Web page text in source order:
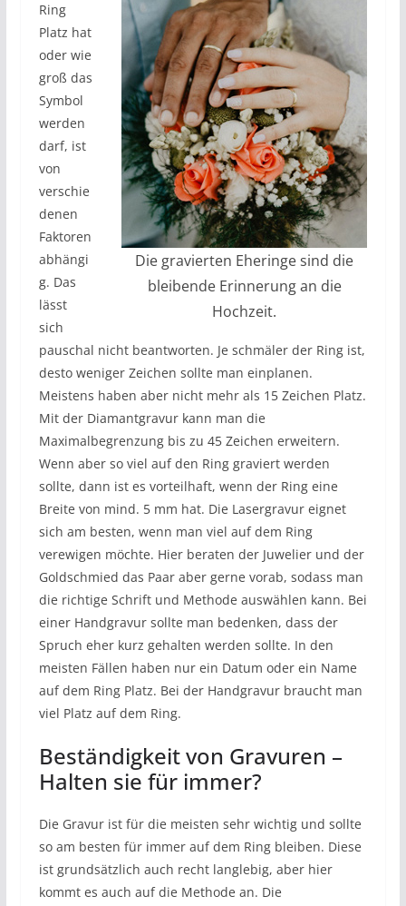
Die gravierten Eheringe sind die
bleibende Erinnerung an die
Hochzeit.
Ring
Platz hat
oder wie
groß das
Symbol
werden
darf, ist
von
verschie
denen
Faktoren
abhängi
g. Das
lässt
sich
pauschal nicht beantworten. Je schmäler der Ring ist,
desto weniger Zeichen sollte man einplanen.
Meistens haben aber nicht mehr als 15 Zeichen Platz.
Mit der Diamantgravur kann man die
Maximalbegrenzung bis zu 45 Zeichen erweitern.
Wenn aber so viel auf den Ring graviert werden
sollte, dann ist es vorteilhaft, wenn der Ring eine
Breite von mind. 5 mm hat. Die Lasergravur eignet
sich am besten, wenn man viel auf dem Ring
verewigen möchte. Hier beraten der Juwelier und der
Goldschmied das Paar aber gerne vorab, sodass man
die richtige Schrift und Methode auswählen kann. Bei
einer Handgravur sollte man bedenken, dass der
Spruch eher kurz gehalten werden sollte. In den
meisten Fällen haben nur ein Datum oder ein Name
auf dem Ring Platz. Bei der Handgravur braucht man
viel Platz auf dem Ring.
Beständigkeit von Gravuren –
Halten sie für immer?
Die Gravur ist für die meisten sehr wichtig und sollte
so am besten für immer auf dem Ring bleiben. Diese
ist grundsätzlich auch recht langlebig, aber hier
kommt es auch auf die Methode an. Die